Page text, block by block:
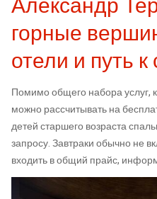
Александр
горные
отели и путь к
Помимо общего набора
можно рассчитывать на
детей старшего возраста
запросу. Завтраки обычно не
входить в общий прайс,